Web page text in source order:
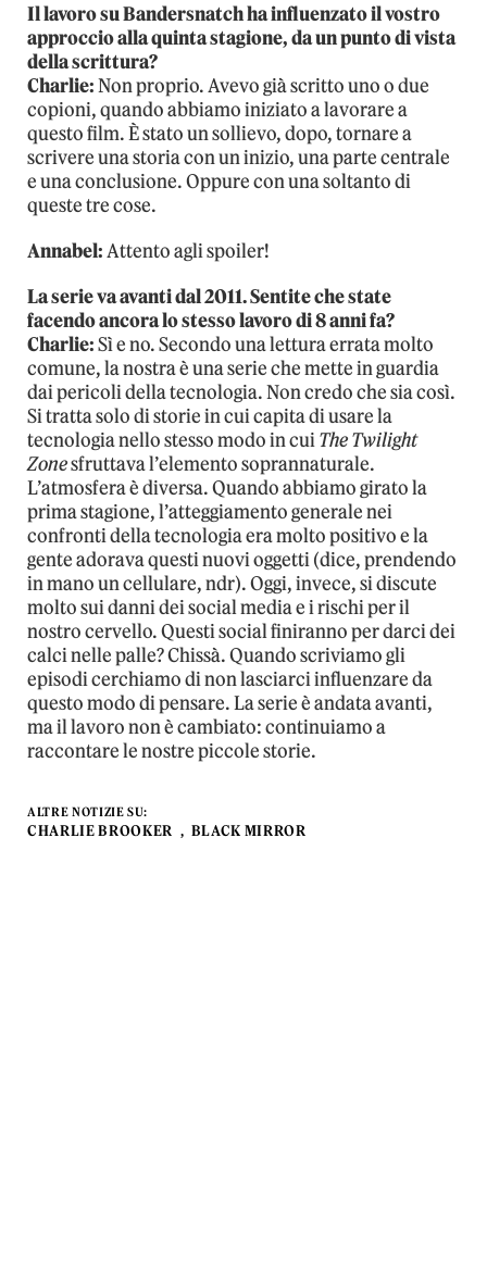
Il lavoro su Bandersnatch ha influenzato il vostro
approccio alla quinta stagione, da un punto di vista
della scrittura?
Charlie:Non proprio. Avevo già scritto uno o due
copioni, quando abbiamo iniziato a lavorare a
questo film. È stato un sollievo, dopo, tornare a
scrivere una storia con un inizio, una parte centrale
e una conclusione. Oppure con una soltanto di
queste tre cose.
Annabel:Attento agli spoiler!
La serie va avanti dal 2011. Sentite che state
facendo ancora lo stesso lavoro di 8 anni fa?
Charlie:Sì e no. Secondo una lettura errata molto
comune, la nostra è una serie che mette in guardia
dai pericoli della tecnologia. Non credo che sia così.
Si tratta solo di storie in cui capita di usare la
tecnologia nello stesso modo in cuiThe Twilight
Zonesfruttava l’elemento soprannaturale.
L’atmosfera è diversa. Quando abbiamo girato la
prima stagione, l’atteggiamento generale nei
confronti della tecnologia era molto positivo e la
gente adorava questi nuovi oggetti (dice, prendendo
in mano un cellulare, ndr). Oggi, invece, si discute
molto sui danni dei social media e i rischi per il
nostro cervello. Questi social finiranno per darci dei
calci nelle palle? Chissà. Quando scriviamo gli
episodi cerchiamo di non lasciarci influenzare da
questo modo di pensare. La serie è andata avanti,
ma il lavoro non è cambiato: continuiamo a
raccontare le nostre piccole storie.
ALTRE NOTIZIE SU:
CHARLIE BROOKER BLACK MIRROR